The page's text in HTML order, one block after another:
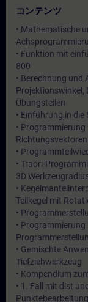
コンテンツ
• Mathematische
• Funktion mit
800
• Berechnung und
Projektionswinkel,
Übungsteilen
• Einführung in
• Programmierung
•
• Traori-
3D
•
Teilkegel mit
•
•
• Gemischte
Tiefziehwerkzeug
• Kompendium
• 1. Fall mit dist
Punktebearbeitung